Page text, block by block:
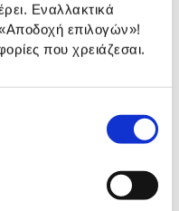
Εναλλακτικά
επιλογών»!
που χρειάζεσαι.
το ίδιο